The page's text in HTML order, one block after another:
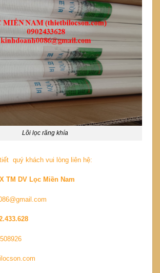
Lõi lọc răng khía
quý khách vui lòng liên hệ:
TM DV Lọc Miền Nam